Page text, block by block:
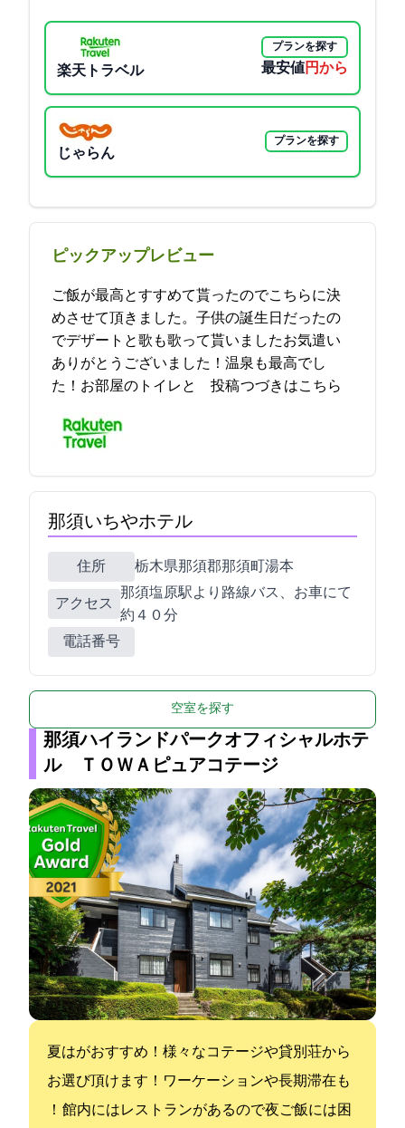
楽天トラベル
プランを探す
最安値8250円から
じゃらん
プランを探す
ピックアップレビュー
ご飯が最高とすすめて貰ったのでこちらに決
めさせて頂きました。子供の誕生日だったの
でデザートと歌も歌って貰いました(^^)お気遣い
ありがとうございました！温泉も最高でし
た！ps.お部屋のトイレと… 2021-09-13 20:20:37投稿つづきはこちら
那須いちやホテル
住所 栃木県那須郡那須町湯本204-14
アクセス
JR那須塩原駅より路線バス、お車にて
約４０分
電話番号
空室を探す
那須ハイランドパークオフィシャルホテ
ル ＴＯＷＡピュアコテージ
夏はBBQがおすすめ！様々なコテージや貸別荘から
お選び頂けます！ワーケーションや長期滞在も
OK！ 館内にはレストランがあるので夜ご飯には困